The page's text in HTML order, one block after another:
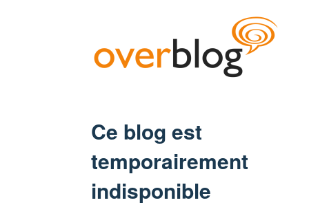
Ce blog est
temporairement
indisponible